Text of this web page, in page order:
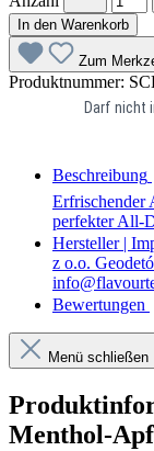
In den Warenkorb
Zum
Produktnummer:
Darf nicht
Beschreibung
Erfrischender
perfekter All-
Hersteller |
z o.o.
Bewertungen
Menü schließen
Menthol-